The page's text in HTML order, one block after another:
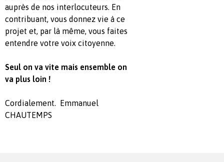
auprès de nos interlocuteurs. En
contribuant, vous donnez vie à ce
projet et, par là même, vous faites
entendre votre voix citoyenne.
Seul on va vite mais ensemble on
va plus loin !
Cordialement. Emmanuel
CHAUTEMPS